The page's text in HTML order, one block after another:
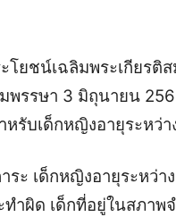
ยชน์เฉลิมพระเกียรติส
พรรษา 3 มิถุนายน
รับเด็กหญิงอายุระหว่
ะ เด็กหญิงอายุระหว่า
าผิด เด็กที่อยู่ในสภาพ